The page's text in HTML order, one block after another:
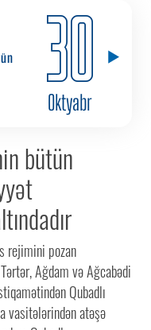
30
Oktyabr
bütün
rejimini pozan
Ağdam və Ağcabədi
Qubadlı
vasitələrindən atəşə